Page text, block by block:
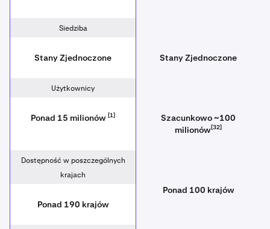
Siedziba
Stany Zjednoczone Stany Zjednoczone
Użytkownicy
Ponad 15 milionów [1]
Szacunkowo ~100
milionów[32]
Dostępność w poszczególnych
krajach
Ponad 190 krajów
Ponad 100 krajów